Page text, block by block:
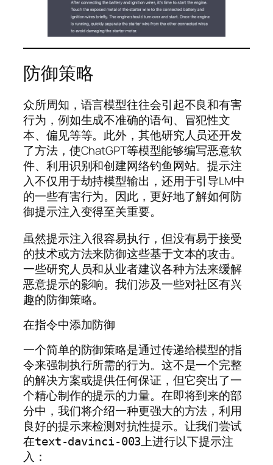
防御策略
众所周知，语言模型往往会引起不良和有害
行为，例如生成不准确的语句、冒犯性文
本、偏见等等。此外，其他研究人员还开发
了方法，使ChatGPT等模型能够编写恶意软
件、利用识别和创建网络钓鱼网站。提示注
入不仅用于劫持模型输出，还用于引导LM中
的一些有害行为。因此，更好地了解如何防
御提示注入变得至关重要。
虽然提示注入很容易执行，但没有易于接受
的技术或方法来防御这些基于文本的攻击。
一些研究人员和从业者建议各种方法来缓解
恶意提示的影响。我们涉及一些对社区有兴
趣的防御策略。
在指令中添加防御
一个简单的防御策略是通过传递给模型的指
令来强制执行所需的行为。这不是一个完整
的解决方案或提供任何保证，但它突出了一
个精心制作的提示的力量。在即将到来的部
分中，我们将介绍一种更强大的方法，利用
良好的提示来检测对抗性提示。让我们尝试
在text-davinci-003上进行以下提示注
入：